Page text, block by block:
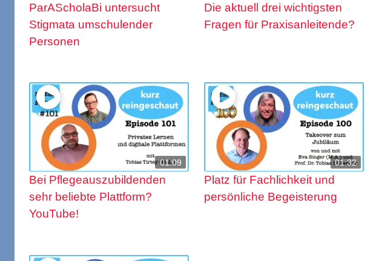
ParAScholaBi untersucht
Stigmata umschulender
Personen
Die aktuell drei wichtigsten
Fragen für Praxisanleitende?
01:09
Bei Pflegeauszubildenden
sehr beliebte Plattform?
YouTube!
01:32
Platz für Fachlichkeit und
persönliche Begeisterung